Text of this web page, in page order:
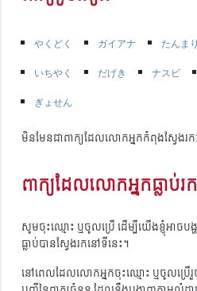
やくどく ガイアナ たんまり
いちやく
だげき ナスビ
ぎょせん
មិនមែនជាពាក្យដែលលោកអ្នកកំពុងស្វែងរក
ពាក្យដែលលោកអ្នកធ្លាប់រក
សូមចុះឈ្មោះ ឬចូលប្រើ ដើម្បីយើងខ្ញុំអាចប
ធ្លាប់បានស្វែងរកនៅទីនេះ។
នៅពេលដែលលោកអ្នកចុះឈ្មោះ ឬចូលប្រ